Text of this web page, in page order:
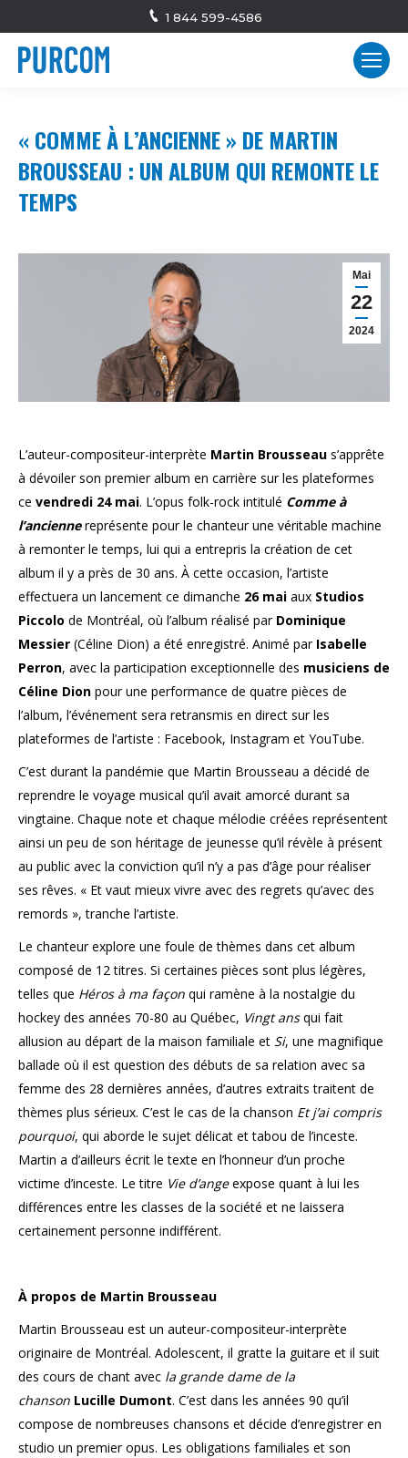
1 844 599-4586
« COMME À L’ANCIENNE » DE MARTIN
BROUSSEAU : UN ALBUM QUI REMONTE LE
TEMPS
Mai
22
2024
L’auteur-compositeur-interprète Martin Brousseau s’apprête
à dévoiler son premier album en carrière sur les plateformes
ce vendredi 24 mai. L’opus folk-rock intitulé Comme à
l’anciennereprésente pour le chanteur une véritable machine
à remonter le temps, lui qui a entrepris la création de cet
album il y a près de 30 ans. À cette occasion, l’artiste
effectuera un lancement ce dimanche 26 mai aux Studios
Piccolo de Montréal, où l’album réalisé par Dominique
Messier (Céline Dion) a été enregistré. Animé par Isabelle
Perron, avec la participation exceptionnelle des musiciens de
Céline Dion pour une performance de quatre pièces de
l’album, l’événement sera retransmis en direct sur les
plateformes de l’artiste : Facebook, Instagram et YouTube.
C’est durant la pandémie que Martin Brousseau a décidé de
reprendre le voyage musical qu’il avait amorcé durant sa
vingtaine. Chaque note et chaque mélodie créées représentent
ainsi un peu de son héritage de jeunesse qu’il révèle à présent
au public avec la conviction qu’il n’y a pas d’âge pour réaliser
ses rêves. « Et vaut mieux vivre avec des regrets qu’avec des
remords », tranche l’artiste.
Le chanteur explore une foule de thèmes dans cet album
composé de 12 titres. Si certaines pièces sont plus légères,
telles que Héros à ma façon qui ramène à la nostalgie du
hockey des années 70-80 au Québec, Vingt ansqui fait
allusion au départ de la maison familiale et Si, une magnifique
ballade où il est question des débuts de sa relation avec sa
femme des 28 dernières années, d’autres extraits traitent de
thèmes plus sérieux. C’est le cas de la chanson Et j’ai compris
pourquoi, qui aborde le sujet délicat et tabou de l’inceste.
Martin a d’ailleurs écrit le texte en l’honneur d’un proche
victime d’inceste. Le titre Vie d’angeexpose quant à lui les
différences entre les classes de la société et ne laissera
certainement personne indifférent.
À propos de Martin Brousseau
Martin Brousseau est un auteur-compositeur-interprète
originaire de Montréal. Adolescent, il gratte la guitare et il suit
des cours de chant avec la grande dame de la
chanson Lucille Dumont. C’est dans les années 90 qu’il
compose de nombreuses chansons et décide d’enregistrer en
studio un premier opus. Les obligations familiales et son